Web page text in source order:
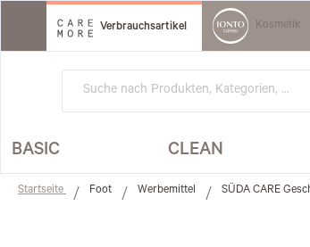
Direkt
zum
Verbrauchsartikel Kosmetik
BASIC CLEAN
Startseite Foot Werbemittel SÜDA CARE